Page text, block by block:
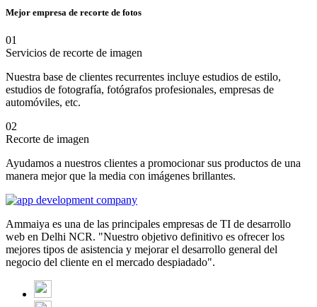
Mejor empresa de recorte de fotos
01
Servicios de recorte de imagen
Nuestra base de clientes recurrentes incluye estudios de estilo,
estudios de fotografía, fotógrafos profesionales, empresas de
automóviles, etc.
02
Recorte de imagen
Ayudamos a nuestros clientes a promocionar sus productos de una
manera mejor que la media con imágenes brillantes.
Ammaiya es una de las principales empresas de TI de desarrollo
web en Delhi NCR. "Nuestro objetivo definitivo es ofrecer los
mejores tipos de asistencia y mejorar el desarrollo general del
negocio del cliente en el mercado despiadado".